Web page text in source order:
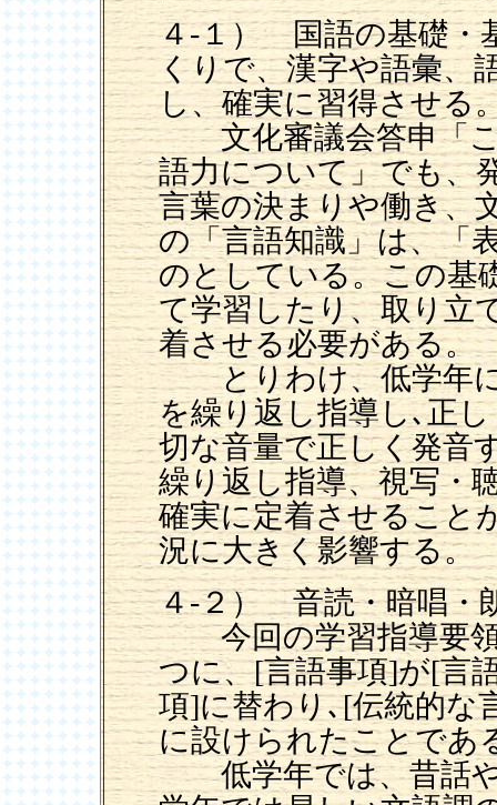
４-１） 国語の基礎・
くりで、漢字や語彙、
し、確実に習得させる
文化審議会答申「こ
語力について」でも、
言葉の決まりや働き、
の「言語知識」は、「
のとしている。この基
て学習したり、取り立
着させる必要がある。
とりわけ、低学年に
を繰り返し指導し､正
切な音量で正しく発音
繰り返し指導、視写・
確実に定着させること
況に大きく影響する。
４-２） 音読・暗唱・
今回の学習指導要領
つに、[言語事項]が[言
項]に替わり､[伝統的な
に設けられたことであ
低学年では、昔話や